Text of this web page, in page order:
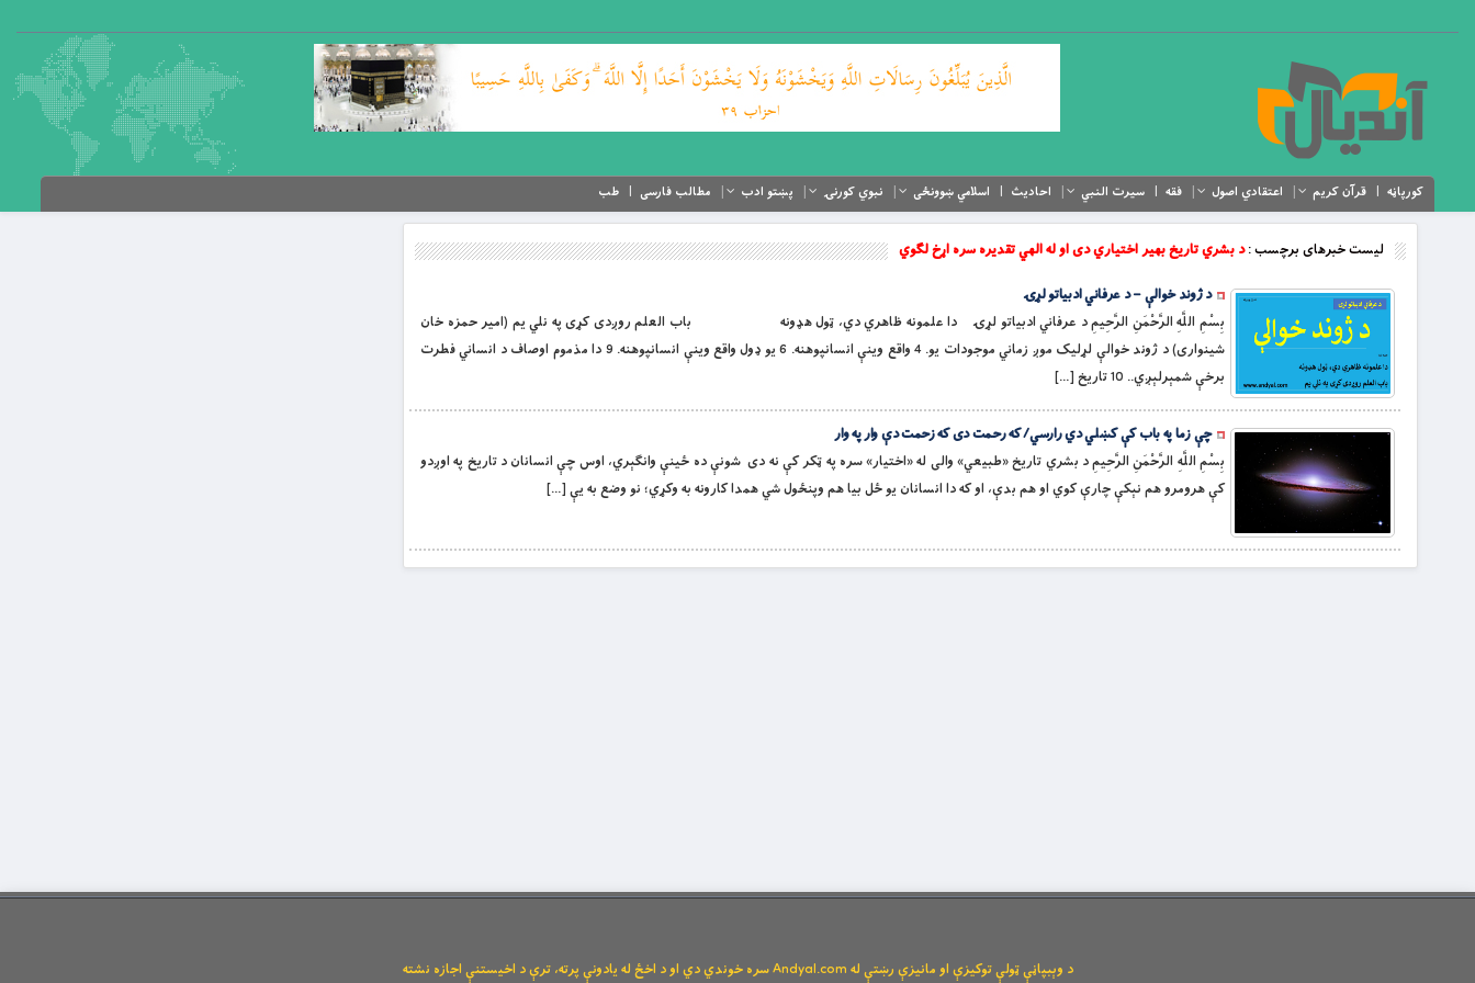
کورپاڼه قرآن کریم اعتقادي اصول فقه سیرت النبي احادیث اسلامي ښوونځی نبوي کورنۍ پښتو ادب مطالب فارسی طب
لیست خبرهای برچسب :د بشري تاریخ بهیر اختیاري دی او له الهي تقدیره سره اړخ لګوي
د ژوند خوالې – د عرفاني ادبیاتو لړۍ
بِسْمِ اللَّهِ الرَّحْمَنِ الرَّحِيمِ د عرفاني ادبیاتو لړۍ دا علمونه ظاهري دي، ټول هډونه باب العلم روږدی کړی په نلي یم (امیر حمزه خان
شینواری) د ژوند خوالې لړلیک موږ زماني موجودات یو. 4 واقع وینې انسانپوهنه. 6 یو ډول واقع وینې انسانپوهنه. 9 دا مذموم اوصاف د انساني فطرت
برخې شمېرلېږي.. 10 تاریخ […]
چې زما په باب کې کښلي دي رارسي/ که رحمت دی که زحمت دې وار په وار
بِسْمِ اللَّهِ الرَّحْمَنِ الرَّحِيمِ د بشري تاریخ «طبیعي» والی له «اختیار» سره په ټکر کې نه دی شونې ده ځینې وانګېري، اوس چې انسانان د تاریخ په اوږدو
کې هرومرو هم نېکې چارې کوي او هم بدې، او که دا انسانان یو ځل بیا هم وپنځول شي همدا کارونه به وکړي؛ نو وضع به یې […]
د وېبپاڼې ټولې توکیزې او مانیزې رښتې له Andyal.com سره خوندي دي او د اخځ له یادونې پرته، ترې د اخیستنې اجازه نشته